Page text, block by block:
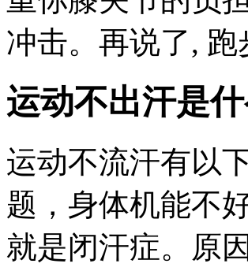
冲击。再说了,
运动不出汗是
运动不流汗有以
题，身体机能不
就是闭汗症。原